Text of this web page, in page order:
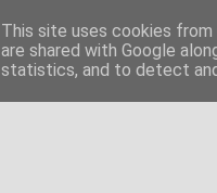
This site uses cookies
are shared with Google
statistics, and to detect